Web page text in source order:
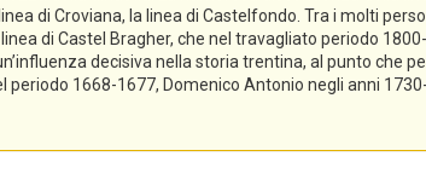
di Croviana, la linea di Castelfondo. Tra i molti
di Castel Bragher, che nel travagliato periodo
decisiva nella storia trentina, al punto che
1668-1677, Domenico Antonio negli anni